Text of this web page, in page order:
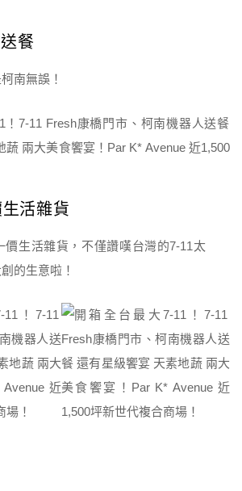
餐
南無誤！
活雜貨
價生活雜貨，不僅讚嘆台灣的7-11太
的生意啦！